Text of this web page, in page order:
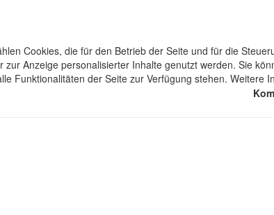
Cookies, die für den Betrieb der Seite und für die
Anzeige personalisierter Inhalte genutzt werden. Sie
Funktionalitäten der Seite zur Verfügung stehen. Weitere